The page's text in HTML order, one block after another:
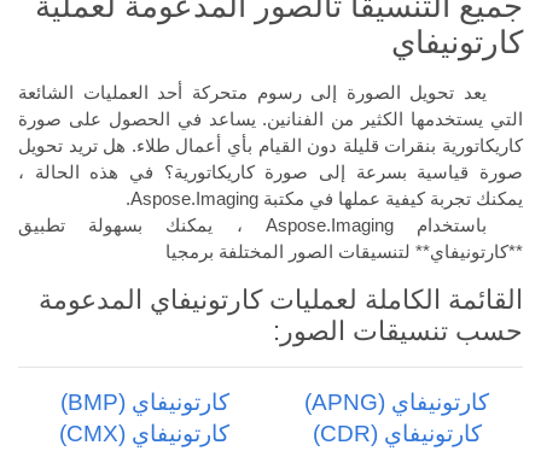
كارتونيفاي
يعد تحويل الصورة إلى رسوم متحركة أحد العمليات الشائعة
التي يستخدمها الكثير من الفنانين. يساعد في الحصول على صورة
كاريكاتورية بنقرات قليلة دون القيام بأي أعمال طلاء. هل تريد تحويل
صورة قياسية بسرعة إلى صورة كاريكاتورية؟ في هذه الحالة ،
يمكنك تجربة كيفية عملها في مكتبة Aspose.Imaging.
باستخدام Aspose.Imaging ، يمكنك بسهولة تطبيق
**كارتونيفاي** لتنسيقات الصور المختلفة برمجيا
القائمة الكاملة لعمليات كارتونيفاي المدعومة
حسب تنسيقات الصور:
كارتونيفاي (APNG)
كارتونيفاي (BMP)
كارتونيفاي (CDR)
كارتونيفاي (CMX)